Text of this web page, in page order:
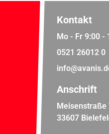
Kontakt
Mo - Fr 9:00 -
0521 26012 0
Anschrift
Meisenstraße
33607